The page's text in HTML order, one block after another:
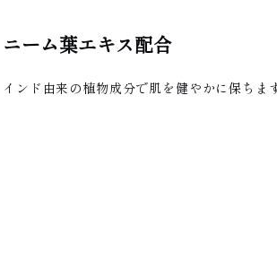
ニーム葉エキス配合
インド由来の植物成分で肌を健やかに保ちま